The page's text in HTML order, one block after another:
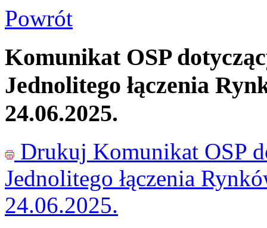
Powrót
Komunikat OSP
Jednolitego łączenia
24.06.2025.
Drukuj Komunikat OSP
Jednolitego łączenia
24.06.2025.